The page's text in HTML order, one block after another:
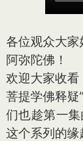
各位观众大家
阿弥陀佛！
欢迎大家收看
菩提学佛释疑
们也趁第一
这个系列的缘